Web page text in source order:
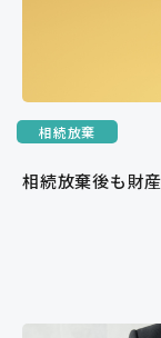
相続放棄
相続放棄後も財